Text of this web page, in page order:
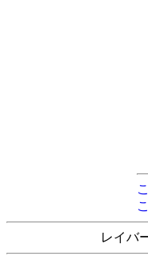
レイバ